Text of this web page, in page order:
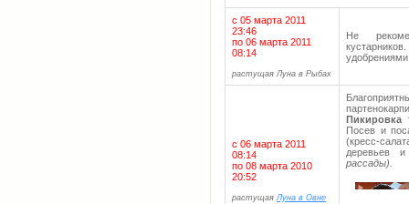
с 05 марта 2011
23:46
по 06 марта 2011
08:14
растущая Луна в Рыбах
Не
с 06 марта 2011
08:14
по 08 марта 2010
20:52
растущаяЛуна в Овне
Пикировка
Посев и
(кресс-
деревьев
рассады).